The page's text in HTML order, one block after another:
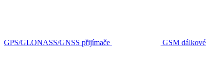
GPS/GLONASS/GNSS přijímače GSM dálkové